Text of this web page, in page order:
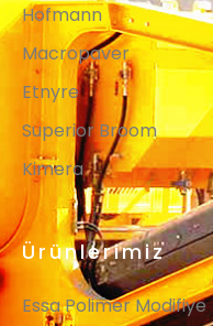
Hofmann
Macropaver
Etnyre
Superior Broom
Kimera
Ürünlerimiz
Essa Polimer Modifiye